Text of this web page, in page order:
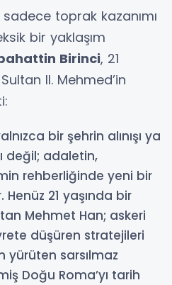
toprak kazanımı
bir yaklaşım
Birinci, 21
II. Mehmed’in
bir şehrin alınışı ya
değil; adaletin,
rehberliğinde yeni bir
Henüz 21 yaşında bir
Mehmet Han; askeri
düşüren stratejileri
sarsılmaz
Doğu Roma’yı tarih